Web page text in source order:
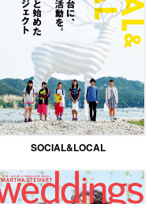
SOCIAL&LOCAL